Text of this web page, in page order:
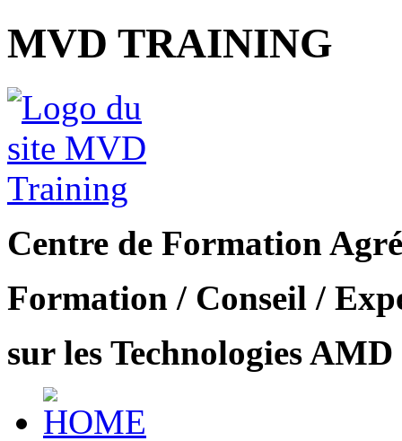
MVD TRAINING
Centre de Formation
Formation / Conseil /
sur les Technologies AMD